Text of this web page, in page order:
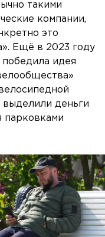
такими
компании,
это
Ещё в 2023 году
идея
деньги
парковками